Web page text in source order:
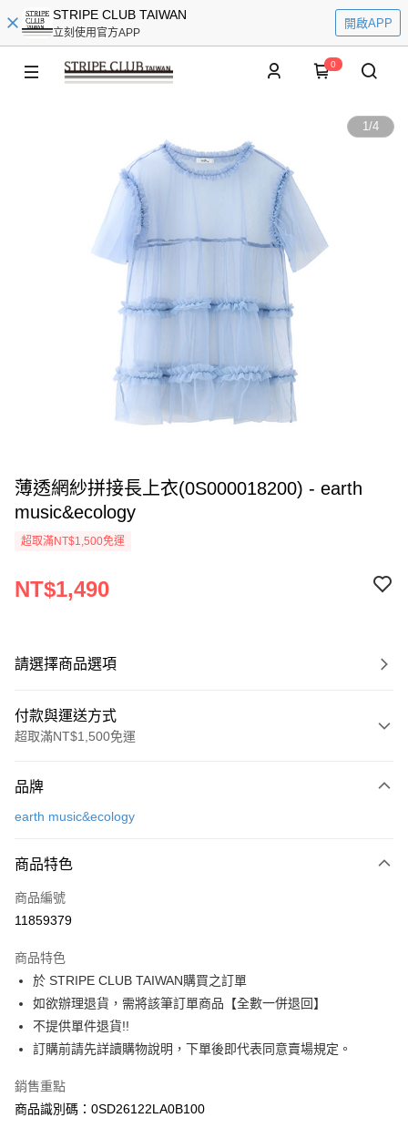
STRIPE CLUB TAIWAN
立刻使用官方APP
開啟APP
0
1/4
薄透網紗拼接長上衣(0S000018200) - earth
music&ecology
超取滿NT$1,500免運
NT$1,490
請選擇商品選項
付款與運送方式
超取滿NT$1,500免運
信用卡一次付款
3 期 0 利率 每期
合作金庫商業銀行
上海商業儲蓄銀行
臺灣中小企業銀行
匯豐（台灣）商業銀行
華泰商業銀行
聯邦商業銀行
遠東國際商業銀行
元大商業銀行
玉山商業銀行
星展（台灣）商業銀行
台灣樂天信用卡公司
超商取貨付款
LINE Pay
Apple Pay
街口支付
悠遊付
大哥付你分期
相關說明
品牌
earth music&ecology
商品特色
商品編號
11859379
商品特色
於 STRIPE CLUB TAIWAN購買之訂單
如欲辦理退貨，需將該筆訂單商品【全數一併退回】
不提供單件退貨!!
訂購前請先詳讀購物說明，下單後即代表同意賣場規定。
銷售重點
商品識別碼：0SD26122LA0B100